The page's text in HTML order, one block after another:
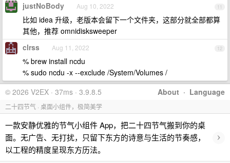
11
justNoBody Aug 10, 2022
比如 idea 升级，老版本会留下一个文件夹，这部分就全部都算
其他，推荐 omnidisksweeper
12
clrss Aug 11, 2022
% brew install ncdu
% sudo ncdu -x --exclude /System/Volumes /
About · Language
© 2026 V2EX · 37ms · 3.9.8.5
二十四节气 · 桌面小组件，极简美学
一款安静优雅的节气小组件 App，把二十四节气搬到你的桌
面。无广告、无打扰，只留下东方的诗意与生活的节奏感，
以工程的精度呈现东方历法。
›